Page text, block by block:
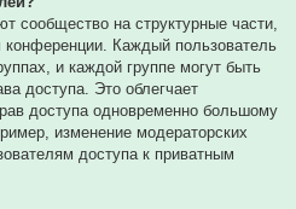
сообщество на структурные части,
Каждый пользователь
и каждой группе могут быть
доступа. Это облегчает
доступа одновременно большому
изменение модераторских
доступа к приватным